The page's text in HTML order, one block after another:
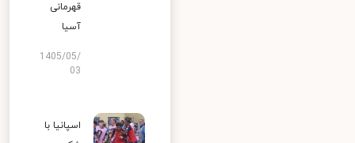
قهرمانی
آسیا
1405/05/
03
اسپانیا با